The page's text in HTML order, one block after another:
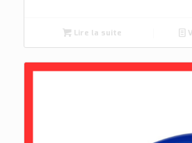
Lire la suite